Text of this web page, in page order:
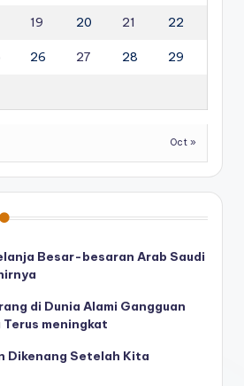
19 20 21 22
26 27 28 29
Oct »
Besar-besaran Arab Saudi
di Dunia Alami Gangguan
meningkat
Dikenang Setelah Kita